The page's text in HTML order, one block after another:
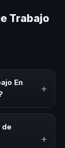
Trabajo
En
+
eventos
objetivo es
de
+